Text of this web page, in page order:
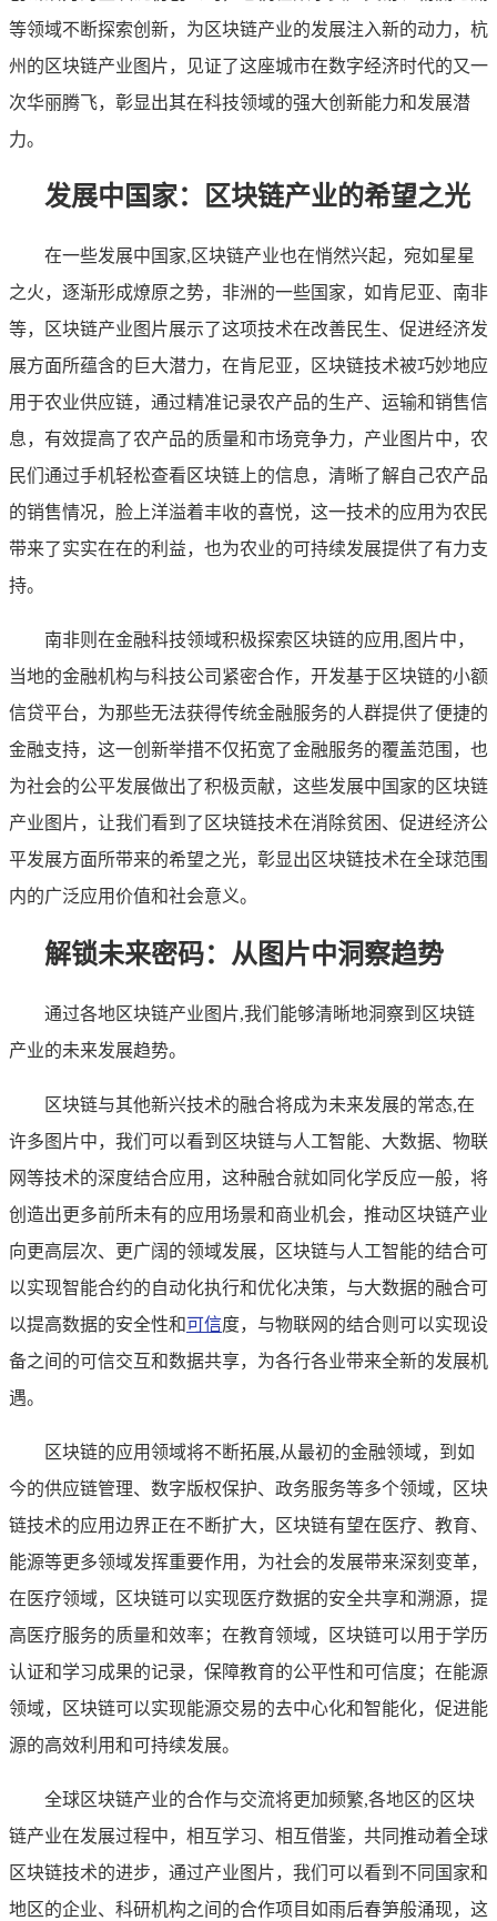
等领域不断探索创新，为区块链产业的发展注入新的动力，杭
州的区块链产业图片，见证了这座城市在数字经济时代的又一
次华丽腾飞，彰显出其在科技领域的强大创新能力和发展潜
力。
发展中国家：区块链产业的希望之光
在一些发展中国家,区块链产业也在悄然兴起，宛如星星
之火，逐渐形成燎原之势，非洲的一些国家，如肯尼亚、南非
等，区块链产业图片展示了这项技术在改善民生、促进经济发
展方面所蕴含的巨大潜力，在肯尼亚，区块链技术被巧妙地应
用于农业供应链，通过精准记录农产品的生产、运输和销售信
息，有效提高了农产品的质量和市场竞争力，产业图片中，农
民们通过手机轻松查看区块链上的信息，清晰了解自己农产品
的销售情况，脸上洋溢着丰收的喜悦，这一技术的应用为农民
带来了实实在在的利益，也为农业的可持续发展提供了有力支
持。
南非则在金融科技领域积极探索区块链的应用,图片中，
当地的金融机构与科技公司紧密合作，开发基于区块链的小额
信贷平台，为那些无法获得传统金融服务的人群提供了便捷的
金融支持，这一创新举措不仅拓宽了金融服务的覆盖范围，也
为社会的公平发展做出了积极贡献，这些发展中国家的区块链
产业图片，让我们看到了区块链技术在消除贫困、促进经济公
平发展方面所带来的希望之光，彰显出区块链技术在全球范围
内的广泛应用价值和社会意义。
解锁未来密码：从图片中洞察趋势
通过各地区块链产业图片,我们能够清晰地洞察到区块链
产业的未来发展趋势。
区块链与其他新兴技术的融合将成为未来发展的常态,在
许多图片中，我们可以看到区块链与人工智能、大数据、物联
网等技术的深度结合应用，这种融合就如同化学反应一般，将
创造出更多前所未有的应用场景和商业机会，推动区块链产业
向更高层次、更广阔的领域发展，区块链与人工智能的结合可
以实现智能合约的自动化执行和优化决策，与大数据的融合可
以提高数据的安全性和可信度，与物联网的结合则可以实现设
备之间的可信交互和数据共享，为各行各业带来全新的发展机
遇。
区块链的应用领域将不断拓展,从最初的金融领域，到如
今的供应链管理、数字版权保护、政务服务等多个领域，区块
链技术的应用边界正在不断扩大，区块链有望在医疗、教育、
能源等更多领域发挥重要作用，为社会的发展带来深刻变革，
在医疗领域，区块链可以实现医疗数据的安全共享和溯源，提
高医疗服务的质量和效率；在教育领域，区块链可以用于学历
认证和学习成果的记录，保障教育的公平性和可信度；在能源
领域，区块链可以实现能源交易的去中心化和智能化，促进能
源的高效利用和可持续发展。
全球区块链产业的合作与交流将更加频繁,各地区的区块
链产业在发展过程中，相互学习、相互借鉴，共同推动着全球
区块链技术的进步，通过产业图片，我们可以看到不同国家和
地区的企业、科研机构之间的合作项目如雨后春笋般涌现，这